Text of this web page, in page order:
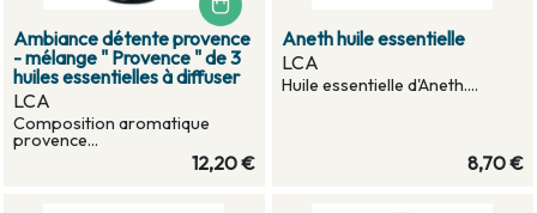
Ambiance détente provence
- mélange " Provence " de 3
huiles essentielles à diffuser
LCA
Composition aromatique
provence...
12,20 €
Aneth huile essentielle
LCA
Huile essentielle d'Aneth....
8,70 €